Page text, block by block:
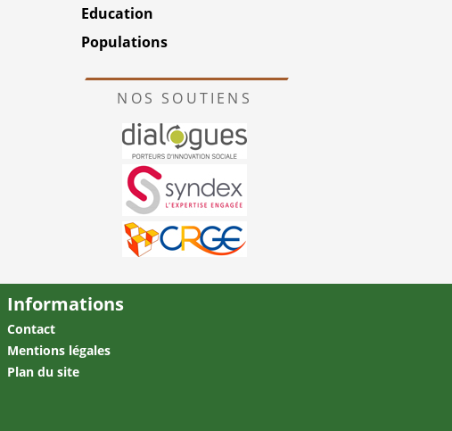
Education
Populations
NOS SOUTIENS
Informations
Contact
Mentions légales
Plan du site